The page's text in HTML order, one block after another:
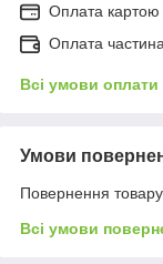
Оплата
Оплата
Всі умови оплати
Умови
Повернення
Всі умови